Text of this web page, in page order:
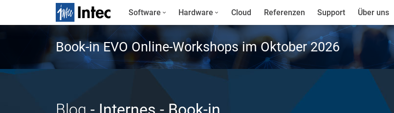
Software Hardware Cloud Referenzen Support Über uns
Book-in EVO Online-Workshops im Oktober 2026